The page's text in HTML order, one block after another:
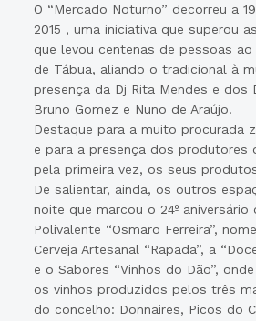
O “Mercado Noturno” decorreu a
2015 , uma iniciativa que superou
que levou centenas de pessoas ao
de Tábua, aliando o tradicional à
presença da Dj Rita Mendes e dos
Bruno Gomez e Nuno de Araújo.
Destaque para a muito procurada
e para a presença dos produtores
pela primeira vez, os seus
De salientar, ainda, os outros
noite que marcou o 24º aniversário
Polivalente “Osmaro Ferreira”,
Cerveja Artesanal “Rapada”, a
e o Sabores “Vinhos do Dão”,
os vinhos produzidos pelos três
do concelho: Donnaires, Picos do